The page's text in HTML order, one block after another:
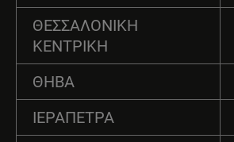
ΘΕΣΣΑΛΟΝΙΚΗ
ΚΕΝΤΡΙΚΗ
ΘΗΒΑ
ΙΕΡΑΠΕΤΡΑ